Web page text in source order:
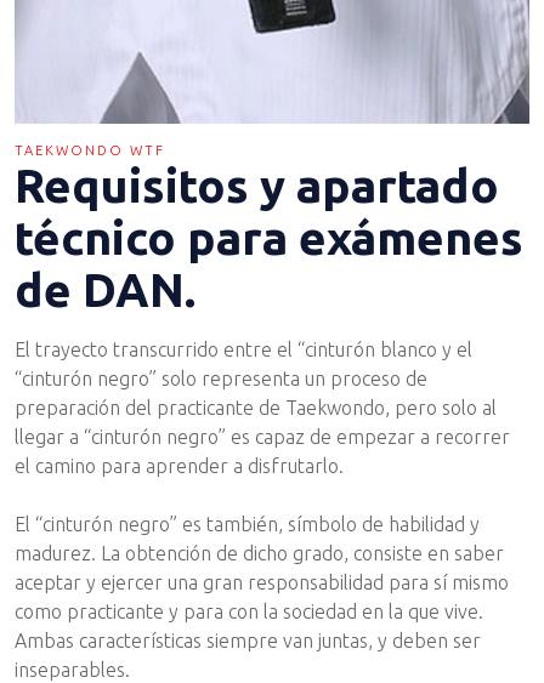
TAEKWONDO WTF
Requisitos y apartado
técnico para exámenes
de DAN.
El trayecto transcurrido entre el “cinturón blanco y el
“cinturón negro” solo representa un proceso de
preparación del practicante de Taekwondo, pero solo al
llegar a “cinturón negro” es capaz de empezar a recorrer
el camino para aprender a disfrutarlo.
El “cinturón negro” es también, símbolo de habilidad y
madurez. La obtención de dicho grado, consiste en saber
aceptar y ejercer una gran responsabilidad para sí mismo
como practicante y para con la sociedad en la que vive.
Ambas características siempre van juntas, y deben ser
inseparables.